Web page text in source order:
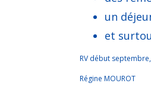
un
et
RV début
Régine MOUROT